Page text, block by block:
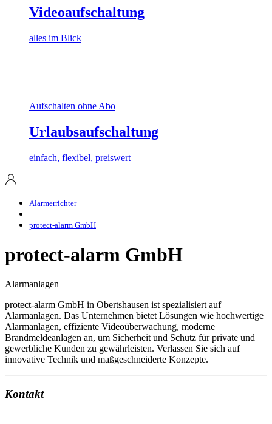
Videoaufschaltung
alles im Blick
Aufschalten ohne Abo
Urlaubsaufschaltung
einfach, flexibel, preiswert
Alarmerrichter
|
protect-alarm GmbH
protect-alarm GmbH
Alarmanlagen
protect-alarm GmbH in Obertshausen ist spezialisiert auf
Alarmanlagen. Das Unternehmen bietet Lösungen wie hochwertige
Alarmanlagen, effiziente Videoüberwachung, moderne
Brandmeldeanlagen an, um Sicherheit und Schutz für private und
gewerbliche Kunden zu gewährleisten. Verlassen Sie sich auf
innovative Technik und maßgeschneiderte Konzepte.
Kontakt